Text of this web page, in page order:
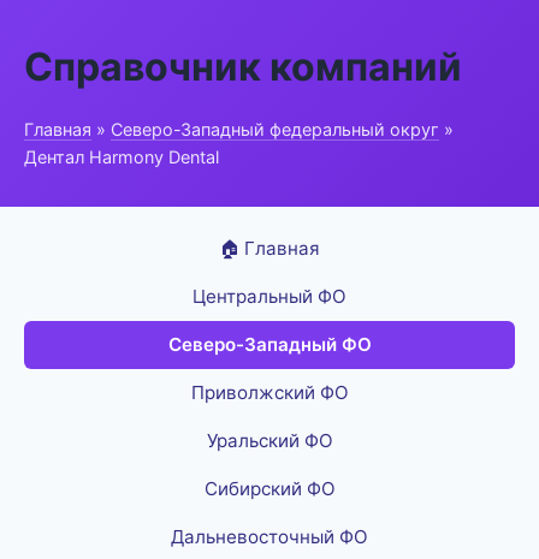
Справочник компаний
Главная » Северо-Западный федеральный округ »
Дентал Harmony Dental
🏠 Главная
Центральный ФО
Северо-Западный ФО
Приволжский ФО
Уральский ФО
Сибирский ФО
Дальневосточный ФО